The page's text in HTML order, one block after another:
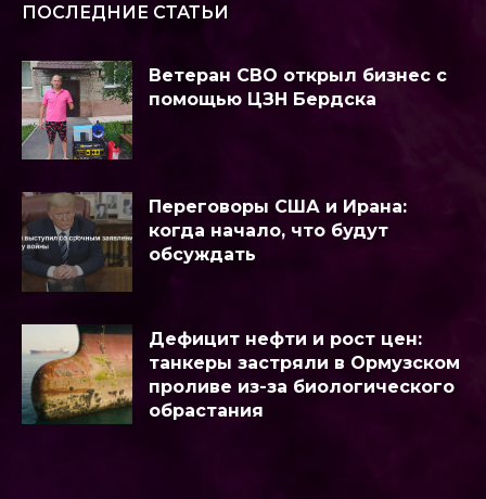
ПОСЛЕДНИЕ СТАТЬИ
Ветеран СВО открыл бизнес с
помощью ЦЗН Бердска
Переговоры США и Ирана:
когда начало, что будут
обсуждать
Дефицит нефти и рост цен:
танкеры застряли в Ормузском
проливе из-за биологического
обрастания